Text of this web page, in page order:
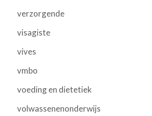
verzorgende
visagiste
vives
vmbo
voeding en dietetiek
volwassenenonderwijs